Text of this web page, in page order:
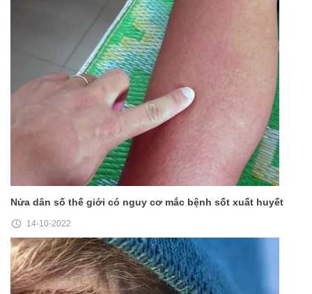
Nửa dân số thế giới có nguy cơ mắc bệnh sốt xuất huyết
14-10-2022